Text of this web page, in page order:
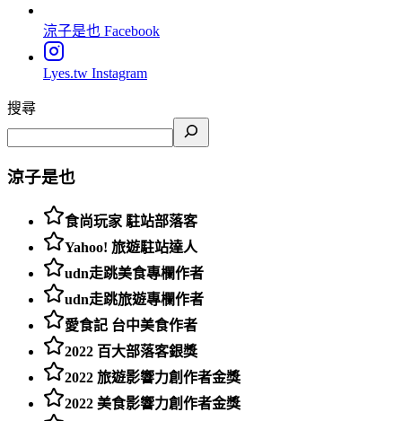
涼子是也 Facebook
Lyes.tw Instagram
搜尋
涼子是也
食尚玩家 駐站部落客
Yahoo! 旅遊駐站達人
udn走跳美食專欄作者
udn走跳旅遊專欄作者
愛食記 台中美食作者
2022 百大部落客銀獎
2022 旅遊影響力創作者金獎
2022 美食影響力創作者金獎